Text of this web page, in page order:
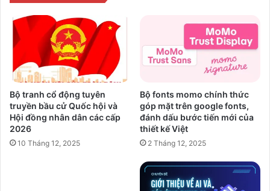
Bộ tranh cổ động tuyên
truyền bầu cử Quốc hội và
Hội đồng nhân dân các cấp
2026
10 Tháng 12, 2025
Bộ fonts momo chính thức
góp mặt trên google fonts,
đánh dấu bước tiến mới của
thiết kế Việt
2 Tháng 12, 2025